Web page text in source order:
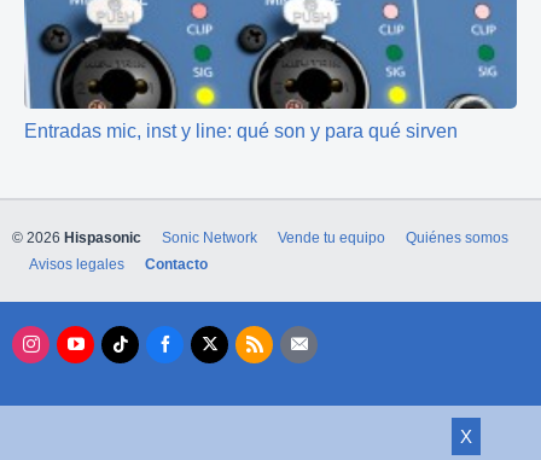
Entradas mic, inst y line: qué son y para qué sirven
X
© 2026 Hispasonic Sonic Network Vende tu equipo
Quiénes somos
Avisos legales
Contacto